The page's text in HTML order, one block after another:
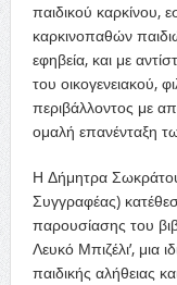
παιδικού καρκίνου,
καρκινοπαθών
εφηβεία, και με
του οικογενειακού,
περιβάλλοντος με
ομαλή επανένταξη
Η Δήμητρα
Συγγραφέας)
παρουσίασης του
Λευκό Μπιζέλι’, μια
παιδικής αλήθειας